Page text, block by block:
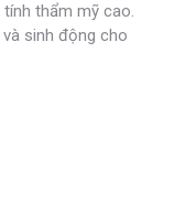
thẩm mỹ cao.
sinh động cho